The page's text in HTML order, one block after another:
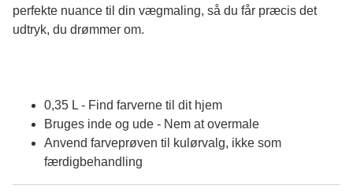
perfekte nuance til din vægmaling, så du får præcis det
udtryk, du drømmer om.
0,35 L - Find farverne til dit hjem
Bruges inde og ude - Nem at overmale
Anvend farveprøven til kulørvalg, ikke som
færdigbehandling